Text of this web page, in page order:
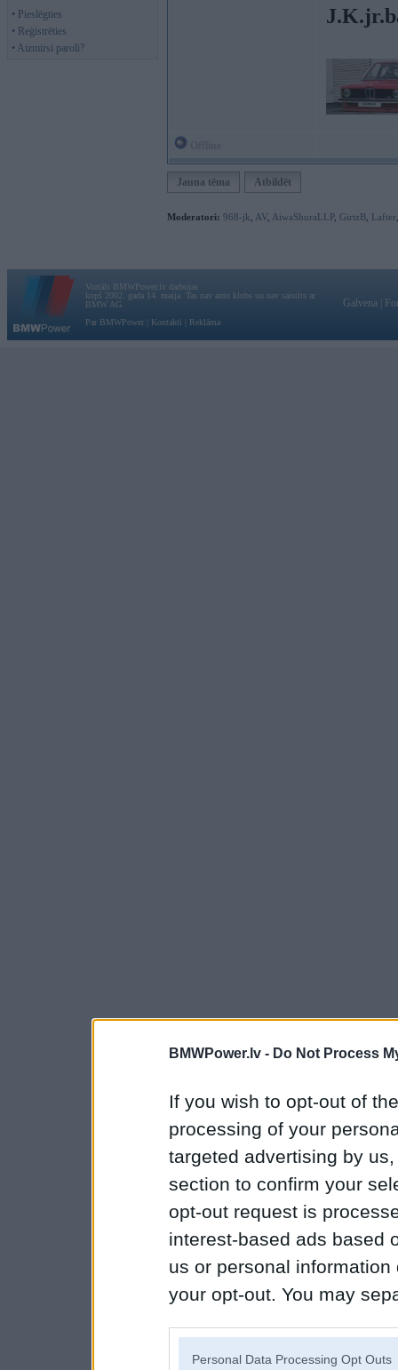
BMWPower.lv - Do Not Process
If you wish to opt-out of
processing of your
targeted advertising by
section to confirm your
opt-out request is
interest-based ads based
us or personal
your opt-out. You may
Personal Data Processing Opt Outs
• Pieslēgties
• Reģistrēties
• Aizmirsi paroli?
Jauna tēma Atbildēt
Moderatori: 968-jk AV AiwaShuraLLP, GirtzB Lafter
Vortāls BMWPower.lv darbojas
kopš 2002. gada 14. maija. Tas nav auto klubs un nav saistīts ar
BMW AG.
Par BMWPower
Kontakti Reklāma
Galvena